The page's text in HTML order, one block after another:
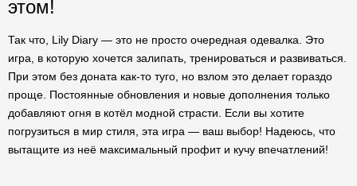
этом!
Так что, Lily Diary — это не просто очередная одевалка. Это
игра, в которую хочется залипать, тренироваться и развиваться.
При этом без доната как-то туго, но взлом это делает гораздо
проще. Постоянные обновления и новые дополнения только
добавляют огня в котёл модной страсти. Если вы хотите
погрузиться в мир стиля, эта игра — ваш выбор! Надеюсь, что
вытащите из неё максимальный профит и кучу впечатлений!